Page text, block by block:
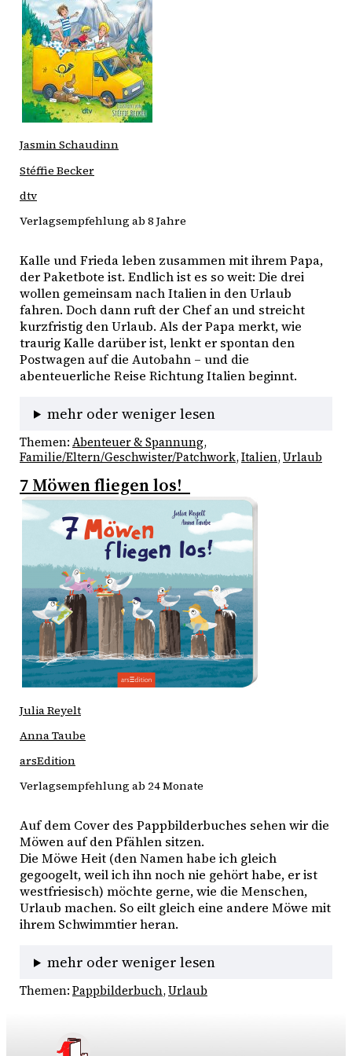
Jasmin Schaudinn
Stéffie Becker
dtv
Verlagsempfehlung ab 8 Jahre
Kalle und Frieda leben zusammen mit ihrem Papa,
der Paketbote ist. Endlich ist es so weit: Die drei
wollen gemeinsam nach Italien in den Urlaub
fahren. Doch dann ruft der Chef an und streicht
kurzfristig den Urlaub. Als der Papa merkt, wie
traurig Kalle darüber ist, lenkt er spontan den
Postwagen auf die Autobahn – und die
abenteuerliche Reise Richtung Italien beginnt.
mehr oder weniger lesen
Themen: Abenteuer & Spannung
Familie/Eltern/Geschwister/Patchwork, Italien, Urlaub
7 Möwen fliegen los!
Julia Reyelt
Anna Taube
arsEdition
Verlagsempfehlung ab 24 Monate
Auf dem Cover des Pappbilderbuches sehen wir die
Möwen auf den Pfählen sitzen.
Die Möwe Heit (den Namen habe ich gleich
gegoogelt, weil ich ihn noch nie gehört habe, er ist
westfriesisch) möchte gerne, wie die Menschen,
Urlaub machen. So eilt gleich eine andere Möwe mit
ihrem Schwimmtier heran.
mehr oder weniger lesen
Themen: Pappbilderbuch, Urlaub